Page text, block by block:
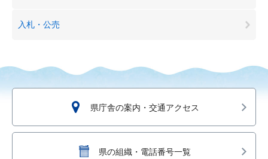
入札・公売
県庁舎の案内・交通アクセス
県の組織・電話番号一覧